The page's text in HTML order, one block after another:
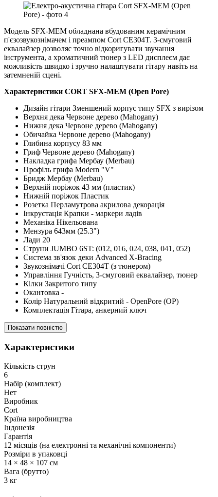
Модель SFX-MEM обладнана вбудованим керамічним
п'єзозвукознімачем і преампом Cort CE304T. 3-смуговий
еквалайзер дозволяє точно відкоригувати звучання
інструмента, а хроматичний тюнер з LED дисплеєм дає
можливість швидко і зручно налаштувати гітару навіть на
затемненій сцені.
Характеристики CORT SFX-MEM (Open Pore)
Дизайн гітари Зменшений корпус типу SFX з вирізом
Верхня дека Червоне дерево (Mahogany)
Нижня дека Червоне дерево (Mahogany)
Обичайка Червоне дерево (Mahogany)
Глибина корпусу 83 мм
Гриф Червоне дерево (Mahogany)
Накладка грифа Мербау (Merbau)
Профіль грифа Modern "V"
Бридж Мербау (Merbau)
Верхній поріжок 43 мм (пластик)
Нижній поріжок Пластик
Розетка Перламутрова акрилова декорація
Інкрустація Крапки - маркери ладів
Механіка Нікельована
Мензура 643мм (25.3")
Лади 20
Струни JUMBO 6ST: (012, 016, 024, 038, 041, 052)
Система зв'язок деки Advanced X-Bracing
Звукознімачі Cort CE304T (з тюнером)
Управління Гучність, 3-смуговий еквалайзер, тюнер
Кілки Закритого типу
Окантовка -
Колір Натуральний відкритий - OpenPore (OP)
Комплектація Гітара, анкерний ключ
Показати повністю
Характеристики
Кількість струн
6
Набір (комплект)
Нет
Виробник
Cort
Країна виробництва
Індонезія
Гарантія
12 місяців (на електронні та механічні компоненти)
Розміри в упаковці
14 × 48 × 107 см
Вага (брутто)
3 кг